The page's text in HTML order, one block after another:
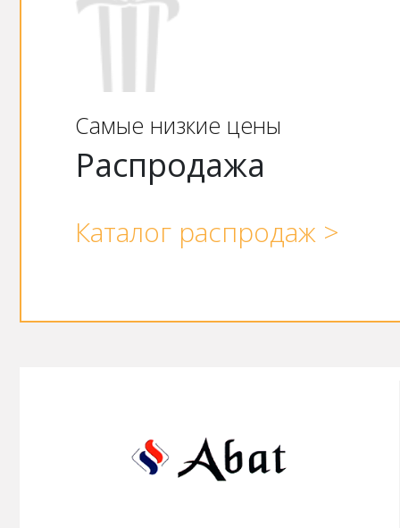
Самые низкие цены
Распродажа
Каталог распродаж >